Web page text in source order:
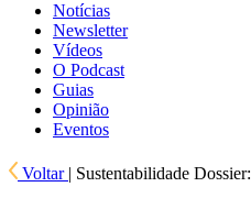
Notícias
Newsletter
Vídeos
O Podcast
Guias
Opinião
Eventos
Voltar | Sustentabilidade Dossier: